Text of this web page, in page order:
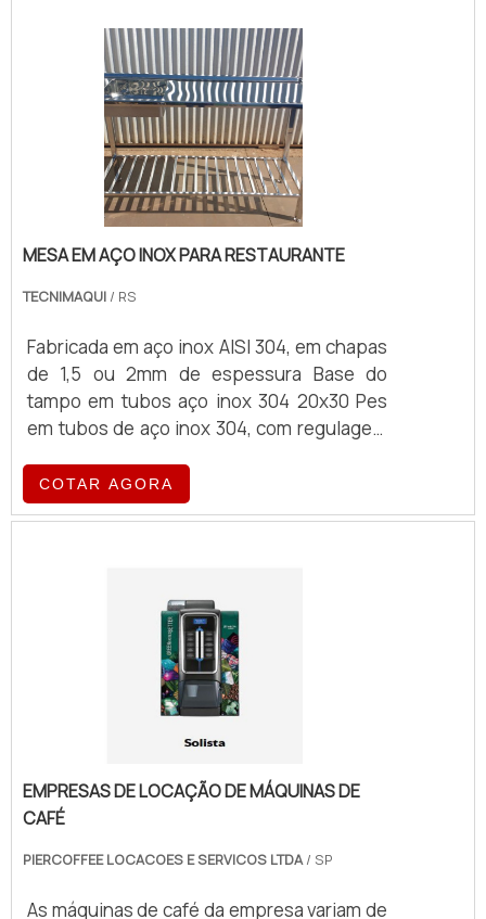
MESA EM AÇO INOX PARA RESTAURANTE
TECNIMAQUI / RS
Fabricada em aço inox AISI 304, em chapas
de 1,5 ou 2mm de espessura Base do
tampo em tubos aço inox 304 20x30 Pes
em tubos de aço inox 304, com regulagem
aço inox 304. Equipamento com qualidade
e durabilidade, fabricado de acordo com a
COTAR AGORA
EMPRESAS DE LOCAÇÃO DE MÁQUINAS DE
CAFÉ
PIERCOFFEE LOCACOES E SERVICOS LTDA/ SP
As máquinas de café da empresa variam de